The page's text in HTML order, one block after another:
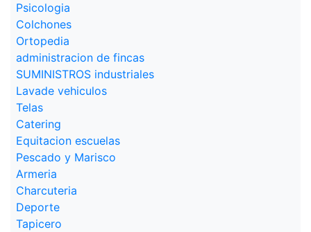
Psicologia
Colchones
Ortopedia
administracion de fincas
SUMINISTROS industriales
Lavade vehiculos
Telas
Catering
Equitacion escuelas
Pescado y Marisco
Armeria
Charcuteria
Deporte
Tapicero